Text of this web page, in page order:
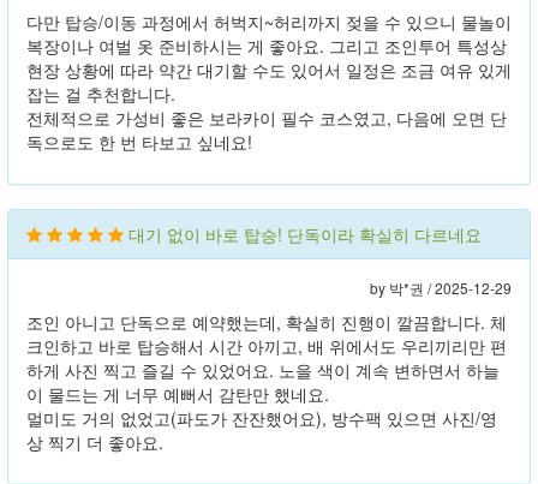
다만 탑승/이동 과정에서 허벅지~허리까지 젖을 수 있으니 물놀이
복장이나 여벌 옷 준비하시는 게 좋아요. 그리고 조인투어 특성상
현장 상황에 따라 약간 대기할 수도 있어서 일정은 조금 여유 있게
잡는 걸 추천합니다.
전체적으로 가성비 좋은 보라카이 필수 코스였고, 다음에 오면 단
독으로도 한 번 타보고 싶네요!
대기 없이 바로 탑승! 단독이라 확실히 다르네요
by 박*권 /2025-12-29
조인 아니고 단독으로 예약했는데, 확실히 진행이 깔끔합니다. 체
크인하고 바로 탑승해서 시간 아끼고, 배 위에서도 우리끼리만 편
하게 사진 찍고 즐길 수 있었어요. 노을 색이 계속 변하면서 하늘
이 물드는 게 너무 예뻐서 감탄만 했네요.
멀미도 거의 없었고(파도가 잔잔했어요), 방수팩 있으면 사진/영
상 찍기 더 좋아요.